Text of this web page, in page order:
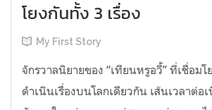
โยงกันทั้ง 3 เรื่อง
My First Story
จักรวาลนิยายของ “เทียนหรูอวี้” ที่เชื่อมโ
ดำเนินเรื่องบนโลกเดียวกัน เส้นเวลาต่อ